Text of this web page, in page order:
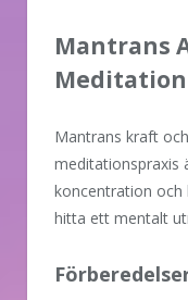
Mantrans
Meditation
Mantrans kraft
meditationspraxis
koncentration
hitta ett mentalt